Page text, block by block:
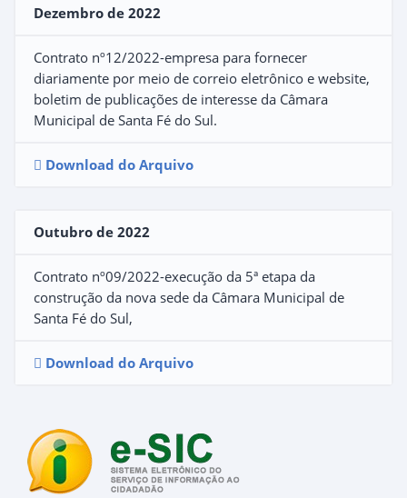
Dezembro de 2022
Contrato nº12/2022-empresa para fornecer
diariamente por meio de correio eletrônico e website,
boletim de publicações de interesse da Câmara
Municipal de Santa Fé do Sul.
Download do Arquivo
Outubro de 2022
Contrato nº09/2022-execução da 5ª etapa da
construção da nova sede da Câmara Municipal de
Santa Fé do Sul,
Download do Arquivo